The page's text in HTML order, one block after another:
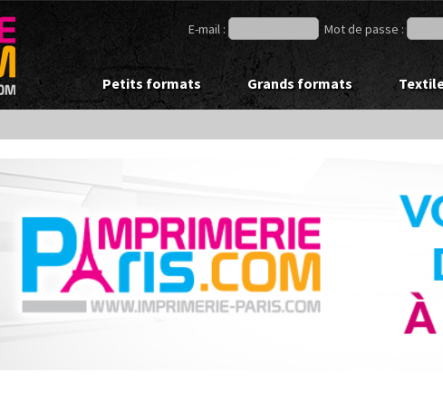
E-mail : Mot de passe :
Petits formats Grands formats